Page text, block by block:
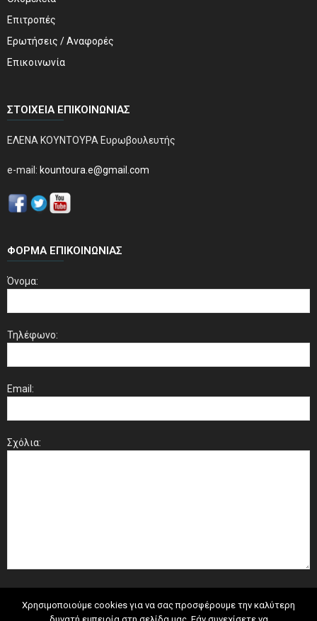
Επιτροπές
Ερωτήσεις / Αναφορές
Επικοινωνία
ΣΤΟΙΧΕΊΑ ΕΠΙΚΟΙΝΩΝΊΑΣ
ΕΛΕΝΑ ΚΟΥΝΤΟΥΡΑ Ευρωβουλευτής
e-mail: kountoura.e@gmail.com
ΦΌΡΜΑ ΕΠΙΚΟΙΝΩΝΊΑΣ
Όνομα:
Τηλέφωνο:
Email:
Σχόλια:
Χρησιμοποιούμε cookies για να σας προσφέρουμε την καλύτερη